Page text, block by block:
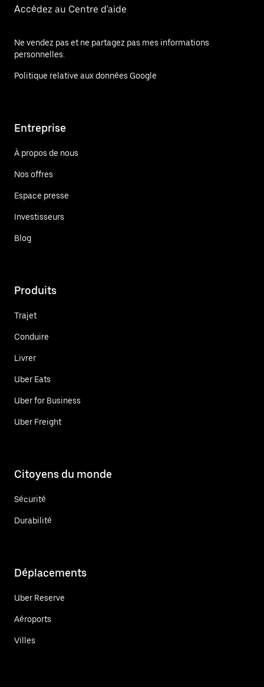
Accédez au Centre d'aide
Ne vendez pas et ne partagez pas mes informations
personnelles.
Politique relative aux données Google
Entreprise
À propos de nous
Nos offres
Espace presse
Investisseurs
Blog
Produits
Trajet
Conduire
Livrer
Uber Eats
Uber for Business
Uber Freight
Citoyens du monde
Sécurité
Durabilité
Déplacements
Uber Reserve
Aéroports
Villes